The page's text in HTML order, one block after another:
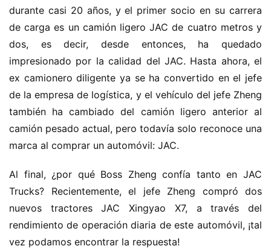
durante casi 20 años, y el primer socio en su carrera
de carga es un camión ligero JAC de cuatro metros y
dos, es decir, desde entonces, ha quedado
impresionado por la calidad del JAC. Hasta ahora, el
ex camionero diligente ya se ha convertido en el jefe
de la empresa de logística, y el vehículo del jefe Zheng
también ha cambiado del camión ligero anterior al
camión pesado actual, pero todavía solo reconoce una
marca al comprar un automóvil: JAC.
Al final, ¿por qué Boss Zheng confía tanto en JAC
Trucks? Recientemente, el jefe Zheng compró dos
nuevos tractores JAC Xingyao X7, a través del
rendimiento de operación diaria de este automóvil, ¡tal
vez podamos encontrar la respuesta!